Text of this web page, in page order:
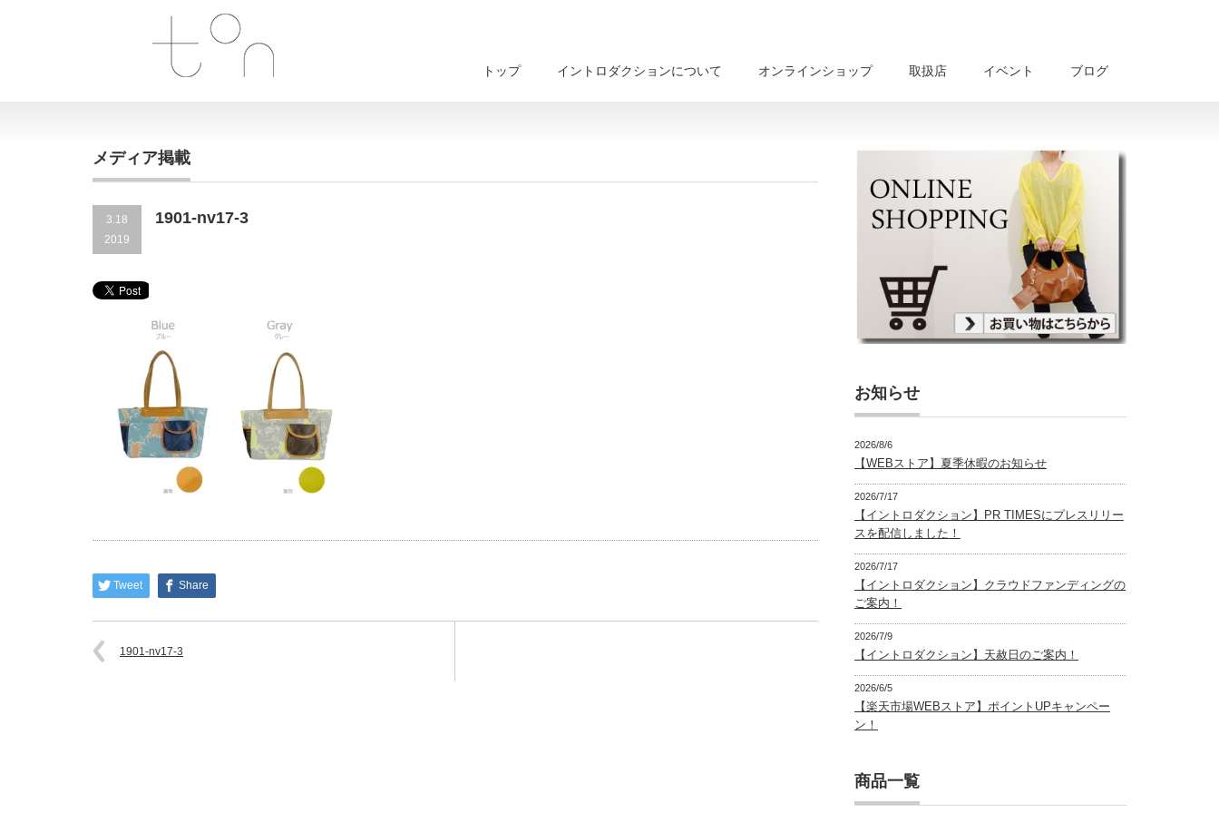
トップ イントロダクションについて オンラインショップ 取扱店 イベント ブログ
メディア掲載
3.18
2019
1901-nv17-3
Tweet Share
1901-nv17-3
お知らせ
2026/8/6
【WEBストア】夏季休暇のお知らせ
2026/7/17
【イントロダクション】PR TIMESにプレスリリー
スを配信しました！
2026/7/17
【イントロダクション】クラウドファンディングの
ご案内！
2026/7/9
【イントロダクション】天赦日のご案内！
2026/6/5
【楽天市場WEBストア】ポイントUPキャンペー
ン！
商品一覧